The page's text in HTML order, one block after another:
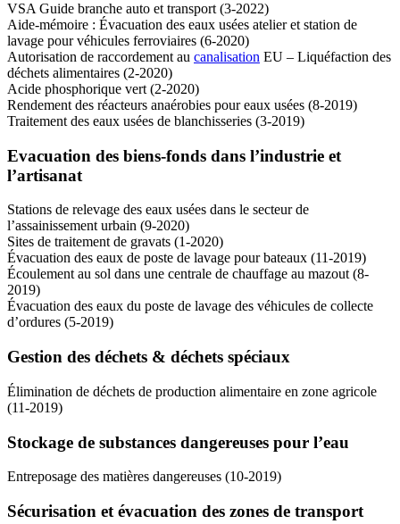
VSA Guide branche auto et transport (3-2022)
Aide-mémoire : Évacuation des eaux usées atelier et station de
lavage pour véhicules ferroviaires (6-2020)
Autorisation de raccordement au canalisation EU – Liquéfaction des
déchets alimentaires (2-2020)
Acide phosphorique vert (2-2020)
Rendement des réacteurs anaérobies pour eaux usées (8-2019)
Traitement des eaux usées de blanchisseries (3-2019)
Evacuation des biens-fonds dans l’industrie et
l’artisanat
Stations de relevage des eaux usées dans le secteur de
l’assainissement urbain (9-2020)
Sites de traitement de gravats (1-2020)
Évacuation des eaux de poste de lavage pour bateaux (11-2019)
Écoulement au sol dans une centrale de chauffage au mazout (8-
2019)
Évacuation des eaux du poste de lavage des véhicules de collecte
d’ordures (5-2019)
Gestion des déchets & déchets spéciaux
Élimination de déchets de production alimentaire en zone agricole
(11-2019)
Stockage de substances dangereuses pour l’eau
Entreposage des matières dangereuses (10-2019)
Sécurisation et évacuation des zones de transport